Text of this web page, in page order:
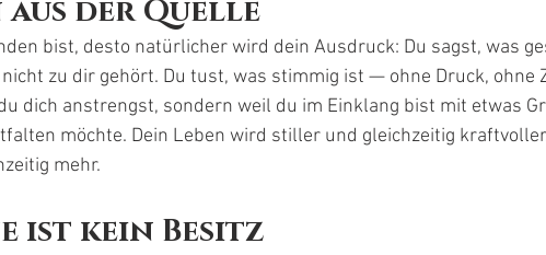
der Quelle
bist, desto natürlicher wird dein Ausdruck: Du sagst, was
zu dir gehört. Du tust, was stimmig ist — ohne Druck, ohne
dich anstrengst, sondern weil du im Einklang bist mit etwas
möchte. Dein Leben wird stiller und gleichzeitig
mehr.
ist kein Besitz